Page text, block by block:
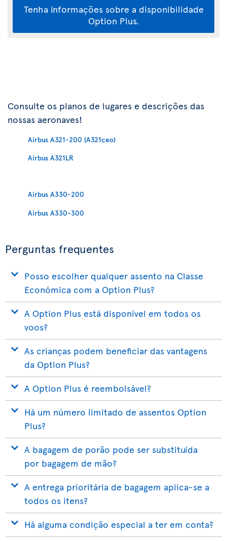
Tenha informações sobre a disponibilidade
Option Plus.
Consulte os planos de lugares e descrições das
nossas aeronaves!
Airbus A321-200 (A321ceo)
Airbus A321LR
Airbus A330-200
Airbus A330-300
Perguntas frequentes
Posso escolher qualquer assento na Classe
Económica com a Option Plus?
A Option Plus está disponível em todos os
voos?
As crianças podem beneficiar das vantagens
da Option Plus?
A Option Plus é reembolsável?
Há um número limitado de assentos Option
Plus?
A bagagem de porão pode ser substituída
por bagagem de mão?
A entrega prioritária de bagagem aplica-se a
todos os itens?
Há alguma condição especial a ter em conta?